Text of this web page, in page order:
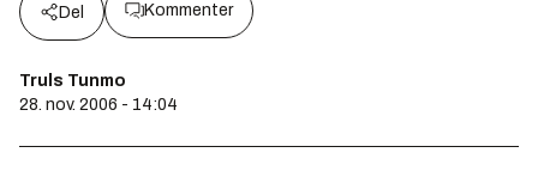
Del Kommenter
Truls Tunmo
28. nov. 2006 - 14:04